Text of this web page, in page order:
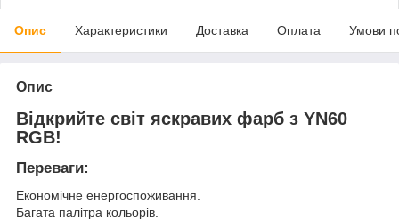
Опис Характеристики Доставка Оплата Умови
Опис
Відкрийте світ яскравих фарб з YN60
RGB!
Переваги:
Економічне енергоспоживання.
Багата палітра кольорів.